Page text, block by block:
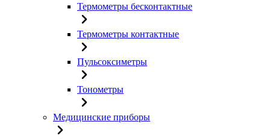
Термометры бесконтактные
Термометры контактные
Пульсоксиметры
Тонометры
Медицинские приборы